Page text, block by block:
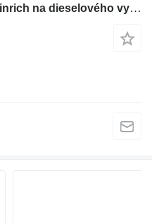
Hydraulický joystick Jungheinrich na dieselového vysokozdvižného vozíka